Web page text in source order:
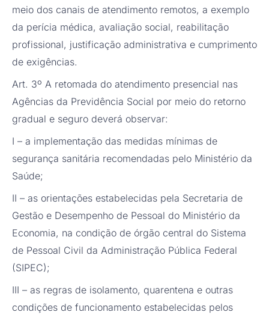
meio dos canais de atendimento remotos, a exemplo
da perícia médica, avaliação social, reabilitação
profissional, justificação administrativa e cumprimento
de exigências.
Art. 3º A retomada do atendimento presencial nas
Agências da Previdência Social por meio do retorno
gradual e seguro deverá observar:
I – a implementação das medidas mínimas de
segurança sanitária recomendadas pelo Ministério da
Saúde;
II – as orientações estabelecidas pela Secretaria de
Gestão e Desempenho de Pessoal do Ministério da
Economia, na condição de órgão central do Sistema
de Pessoal Civil da Administração Pública Federal
(SIPEC);
III – as regras de isolamento, quarentena e outras
condições de funcionamento estabelecidas pelos